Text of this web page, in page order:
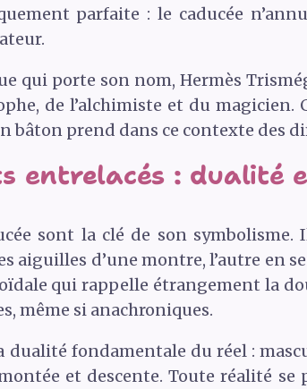
parfaite : le caducée
qui porte son nom, Hermès
de l’alchimiste et du magicien.
bâton prend dans ce contexte des
entrelacés : dualité
sont la clé de son symbolisme.
aiguilles d’une montre, l’autre en
qui rappelle étrangement la
même si anachroniques.
dualité fondamentale du réel :
et descente. Toute réalité se